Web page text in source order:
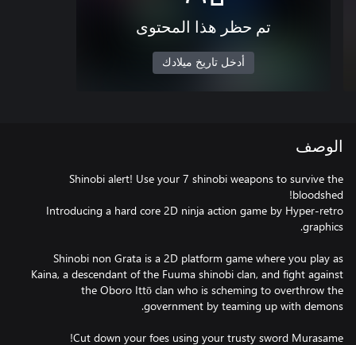
تم حظر هذا المحتوى
أدخل تاريخ ميلادك
الوصف
Shinobi alert! Use your 7 shinobi weapons to survive the
Introducing a hard core 2D ninja action game by Hyper-retro
Shinobi non Grata is a 2D platform game where you play as
Kaina, a descendant of the Fuuma shinobi clan, and fight against
the Oboro Ittō clan who is scheming to overthrow the